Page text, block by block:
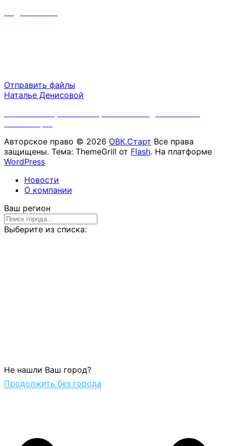
Отправить файлы
Наталье Денисовой
Авторское право © 2026 ОВК.Старт Все права
защищены. Тема: ThemeGrill от Flash. На платформе
WordPress
Новости
О компании
Ваш регион
Выберите из списка:
Не нашли Ваш город?
Продолжить без города